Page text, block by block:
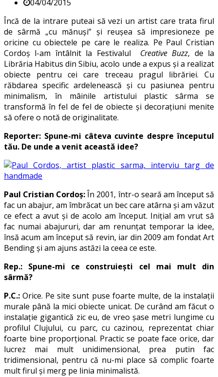
04/04/2015
Încă de la intrare puteai să vezi un artist care trata firul
de sârmă „cu mănuși” și reușea să impresioneze pe
oricine cu obiectele pe care le realiza. Pe Paul Cristian
Cordoș l-am întâlnit la Festivalul Creative Buzz, de la
Librăria Habitus din Sibiu, acolo unde a expus și a realizat
obiecte pentru cei care treceau pragul librăriei. Cu
răbdarea specific ardelenească și cu pasiunea pentru
minimalism, în mâinile artistului plastic sârma se
transformă în fel de fel de obiecte și decorațiuni menite
să ofere o notă de originalitate.
Reporter: Spune-mi câteva cuvinte despre începutul
tău. De unde a venit această idee?
Paul Cristian Cordoș:În 2001, într-o seară am început să
fac un abajur, am îmbrăcat un bec care atârna și am văzut
ce efect a avut și de acolo am început. Inițial am vrut să
fac numai abajururi, dar am renunțat temporar la idee,
însă acum am început să revin, iar din 2009 am fondat Art
Bending și am ajuns astăzi la ceea ce este.
Rep.: Spune-mi ce construiești cel mai mult din
sârmă?
P.C.: Orice. Pe site sunt puse foarte multe, de la instalații
murale până la mici obiecte unicat. De curând am făcut o
instalație gigantică zic eu, de vreo șase metri lungime cu
profilul Clujului, cu parc, cu cazinou, reprezentat chiar
foarte bine proporțional. Practic se poate face orice, dar
lucrez mai mult unidimensional, prea putin fac
tridimensional, pentru că nu-mi place să complic foarte
mult firul și merg pe linia minimalistă.